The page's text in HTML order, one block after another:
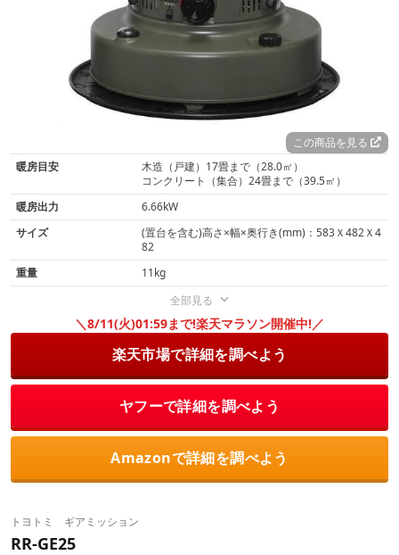
この商品を見る
暖房目安
木造（戸建）17畳まで（28.0㎡）
コンクリート（集合）24畳まで（39.5㎡）
暖房出力
6.66kW
サイズ
(置台を含む)高さ×幅×奥行き(mm)：583Ｘ482Ｘ4
82
重量
11kg
全部見る
＼8/11(火)01:59まで!楽天マラソン開催中!／
楽天市場で詳細を調べよう
ヤフーで詳細を調べよう
Amazonで詳細を調べよう
トヨトミ ギアミッション
RR-GE25